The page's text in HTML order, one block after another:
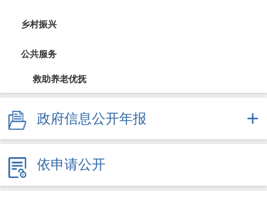
乡村振兴
公共服务
救助养老优抚
医疗卫生（疫情防控）
文体旅游
政府信息公开年报
依申请公开